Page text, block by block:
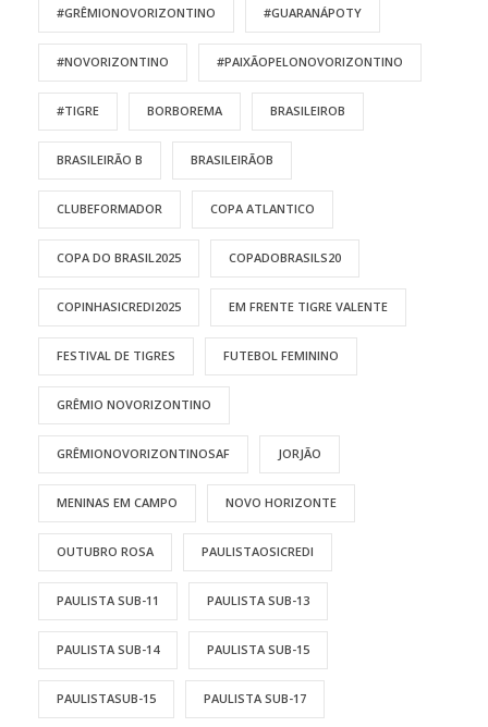
#GRÊMIONOVORIZONTINO #GUARANÁPOTY
#NOVORIZONTINO #PAIXÃOPELONOVORIZONTINO
#TIGRE BORBOREMA BRASILEIROB
BRASILEIRÃO B BRASILEIRÃOB
CLUBEFORMADOR COPA ATLANTICO
COPA DO BRASIL2025 COPADOBRASILS20
COPINHASICREDI2025 EM FRENTE TIGRE VALENTE
FESTIVAL DE TIGRES FUTEBOL FEMININO
GRÊMIO NOVORIZONTINO
GRÊMIONOVORIZONTINOSAF JORJÃO
MENINAS EM CAMPO NOVO HORIZONTE
OUTUBRO ROSA PAULISTAOSICREDI
PAULISTA SUB-11 PAULISTA SUB-13
PAULISTA SUB-14 PAULISTA SUB-15
PAULISTASUB-15 PAULISTA SUB-17